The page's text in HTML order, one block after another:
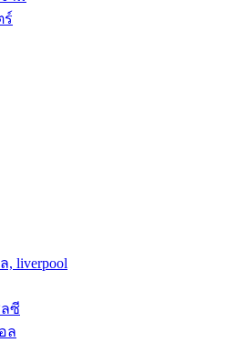
ร์
, liverpool
ลซี
ล